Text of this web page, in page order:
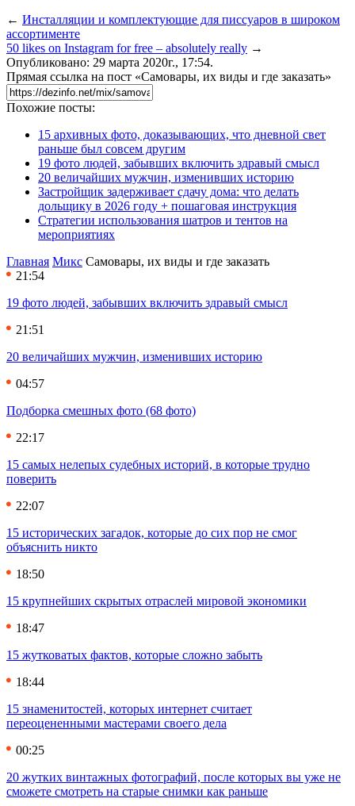
← Инсталляции и комплектующие для писсуаров в широком
ассортименте
50 likes on Instagram for free – absolutely really →
Опубликовано: 29 марта 2020г., 17:54.
Прямая ссылка на пост «Самовары, их виды и где заказать»
Похожие посты:
15 архивных фото, доказывающих, что дневной свет
раньше был совсем другим
19 фото людей, забывших включить здравый смысл
20 величайших мужчин, изменивших историю
Застройщик задерживает сдачу дома: что делать
дольщику в 2026 году + пошаговая инструкция
Стратегии использования шатров и тентов на
мероприятиях
Главная Микс Самовары, их виды и где заказать
21:54
19 фото людей, забывших включить здравый смысл
21:51
20 величайших мужчин, изменивших историю
04:57
Подборка смешных фото (68 фото)
22:17
15 самых нелепых судебных историй, в которые трудно
поверить
22:07
15 исторических загадок, которые до сих пор не смог
объяснить никто
18:50
15 крупнейших скрытых отраслей мировой экономики
18:47
15 жутковатых фактов, которые сложно забыть
18:44
15 знаменитостей, которых интернет считает
переоцененными мастерами своего дела
00:25
20 жутких винтажных фотографий, после которых вы уже не
сможете смотреть на старые снимки как раньше